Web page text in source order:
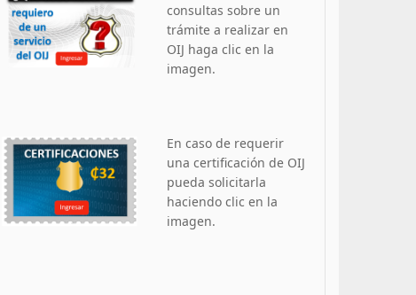
consultas sobre un
trámite a realizar en
OIJ haga clic en la
imagen.
En caso de requerir
una certificación de OIJ
pueda solicitarla
haciendo clic en la
imagen.